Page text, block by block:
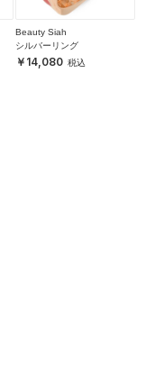
Beauty Siah
シルバーリング
14,080